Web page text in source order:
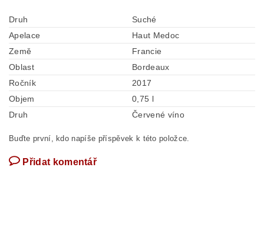
Druh
Suché
Apelace
Haut Medoc
Země
Francie
Oblast
Bordeaux
Ročník
2017
Objem
0,75 l
Druh
Červené víno
Buďte první, kdo napíše příspěvek k této položce.
Přidat komentář